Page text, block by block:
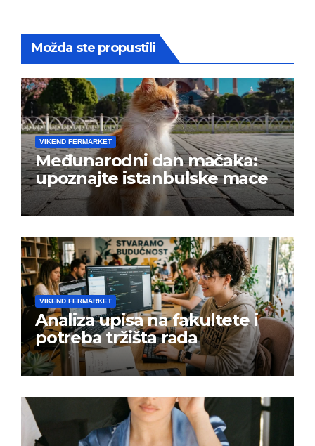
Možda ste propustili
VIKEND FERMARKET
Međunarodni dan mačaka:
upoznajte istanbulske mace
VIKEND FERMARKET
Analiza upisa na fakultete i
potreba tržišta rada